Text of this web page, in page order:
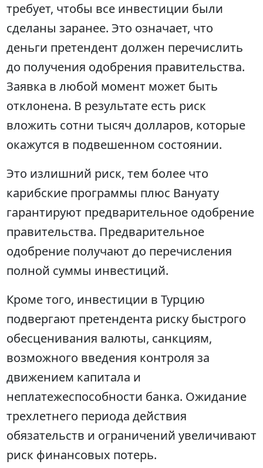
требует, чтобы все инвестиции были
сделаны заранее. Это означает, что
деньги претендент должен перечислить
до получения одобрения правительства.
Заявка в любой момент может быть
отклонена. В результате есть риск
вложить сотни тысяч долларов, которые
окажутся в подвешенном состоянии.
Это излишний риск, тем более что
карибские программы плюс Вануату
гарантируют предварительное одобрение
правительства. Предварительное
одобрение получают до перечисления
полной суммы инвестиций.
Кроме того, инвестиции в Турцию
подвергают претендента риску быстрого
обесценивания валюты, санкциям,
возможного введения контроля за
движением капитала и
неплатежеспособности банка. Ожидание
трехлетнего периода действия
обязательств и ограничений увеличивают
риск финансовых потерь.